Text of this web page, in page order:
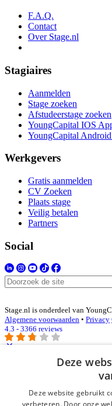
F.A.Q.
Contact
Over Stage.nl
Stagiaires
Aanmelden
Stage zoeken
Afstudeerstage zoeken
YoungCapital IOS
YoungCapital
Werkgevers
Gratis aanmelden
CV Zoeken
Plaats stage
Veilig betalen
Partners
Social
Stage.nl is onderdeel van
Algemene voorwaarden • Privacy
4.3 - 3366 reviews
Inloggen als bedrijf
E-mail*
Deze
Deze website gebruikt
verbeteren. Door onze